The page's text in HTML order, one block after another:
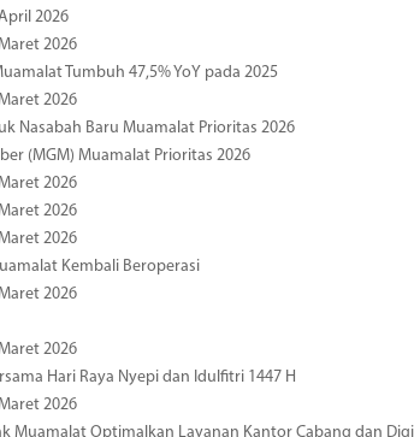
2026
2026
Tumbuh 47,5% YoY pada 2025
2026
Nasabah Baru Muamalat Prioritas 2026
(MGM) Muamalat Prioritas 2026
2026
2026
2026
Kembali Beroperasi
2026
2026
Hari Raya Nyepi dan Idulfitri 1447 H
2026
Muamalat Optimalkan Layanan Kantor Cabang dan